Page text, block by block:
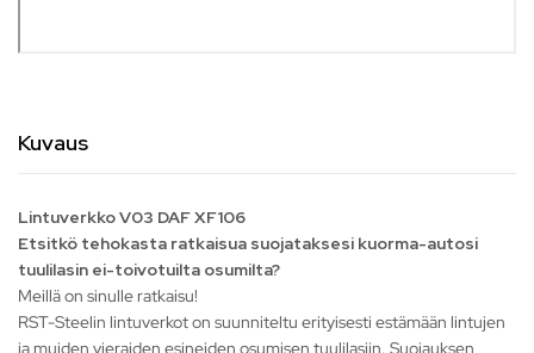
Kuvaus
Lintuverkko V03 DAF XF106
Etsitkö tehokasta ratkaisua suojataksesi kuorma-autosi
tuulilasin ei-toivotuilta osumilta?
Meillä on sinulle ratkaisu!
RST-Steelin lintuverkot on suunniteltu erityisesti estämään lintujen
ja muiden vieraiden esineiden osumisen tuulilasiin. Suojauksen